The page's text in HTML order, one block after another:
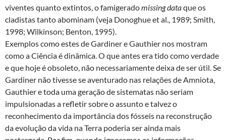
viventes quanto extintos, o famigeradomissing dataque os
cladistas tanto abominam (veja Donoghue et al., 1989; Smith,
1998; Wilkinson; Benton, 1995).
Exemplos como estes de Gardiner e Gauthier nos mostram
como a Ciência é dinâmica. O que antes era tido como verdade
e que hoje é obsoleto, não necessariamente deixa de ser útil. Se
Gardiner não tivesse se aventurado nas relações de Amniota,
Gauthier e toda uma geração de sistematas não seriam
impulsionadas a refletir sobre o assunto e talvez o
reconhecimento da importância dos fósseis na reconstrução
da evolução da vida na Terra poderia ser ainda mais